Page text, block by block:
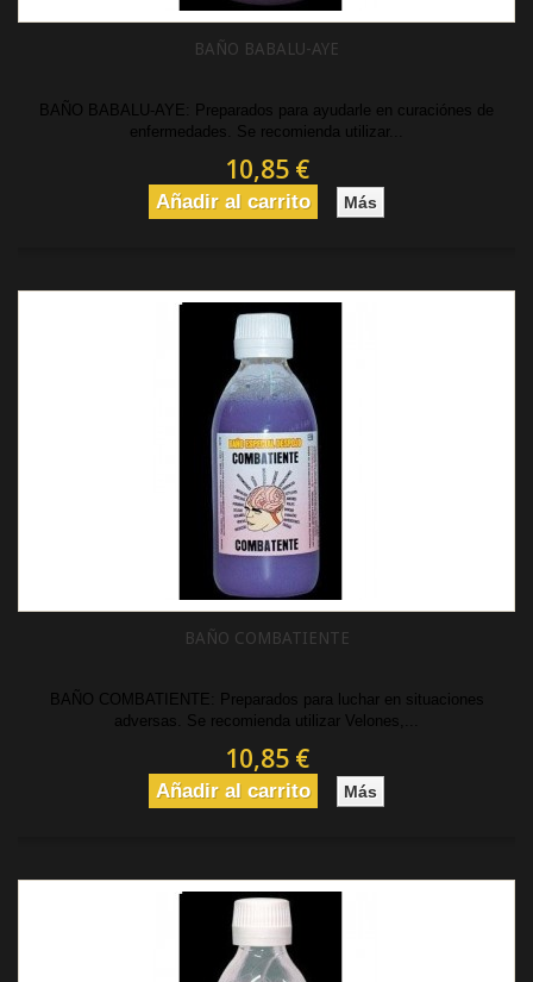
BAÑO BABALU-AYE
BAÑO BABALU-AYE: Preparados para ayudarle en curaciónes de
enfermedades. Se recomienda utilizar...
10,85 €
Añadir al carrito Más
BAÑO COMBATIENTE
BAÑO COMBATIENTE: Preparados para luchar en situaciones
adversas. Se recomienda utilizar Velones,...
10,85 €
Añadir al carrito Más